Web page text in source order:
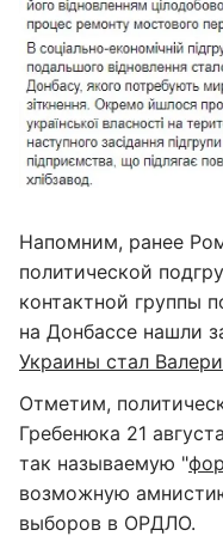
Напомним, ранее
политической
контактной группы
на Донбассе нашли
Украины стал
Отметим,
Гребенюка 21
так называемую "
возможную
выборов в ОРДЛО.